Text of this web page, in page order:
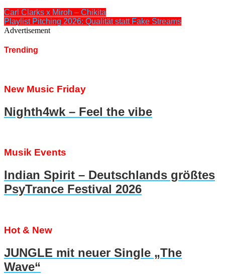
Carl Clarks x Miroh – Chikita
Playlist Pitching 2026: Qualität statt Fake Streams
Advertisement
Trending
New Music Friday
Nighth4wk – Feel the vibe
Musik Events
Indian Spirit – Deutschlands größtes
PsyTrance Festival 2026
Hot & New
JUNGLE mit neuer Single „The
Wave“